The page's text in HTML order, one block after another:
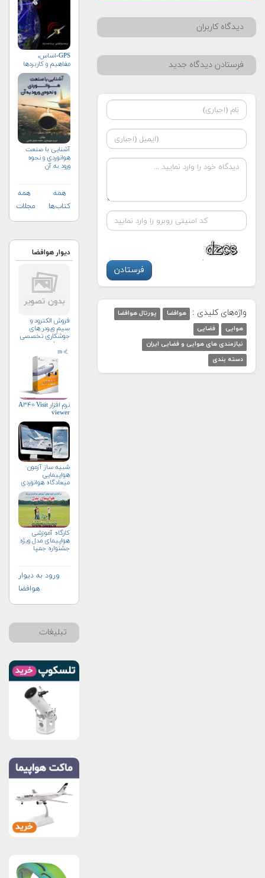
دیدگاه کاربران
فرستادن دیدگاه جدید
واژه‌های کلیدی : هوافضا
پورتال هوافضا
هوایی
فضایی
نیازمندی های هوایی و فضایی ایران
دسته بندی
GPS-اساس،
مفاهیم و کاربردها
آشنایی با صنعت
هوانوردی و نحوه
ورود به آن
همه
کتاب‌ها
همه
مجلات
دیوار هوافضا
فروش الکترود و
سیم وپودر های
جوشکاری تخصصی
ومعمولی
نرم افزار A۳۴۰ Visit
viewer
شبیه ساز آزمون
هواپیمایی
میعادگاه هوانوردی
کارگاه آموزشی
هواپیمای مدل ویژه
جشنواره جمپا
ورود به دیوار
هوافضا
تبلیغات